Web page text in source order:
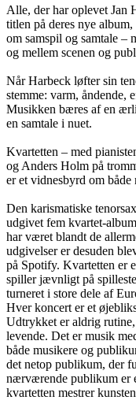
Alle, der har oplevet Jan
titlen på deres nye
om samspil og samtale –
og mellem scenen og
Når Harbeck løfter sin
stemme: varm, åndende,
Musikken bæres af en
en samtale i nuet.
Kvartetten – med
og Anders Holm på
er et vidnesbyrd om
Den karismatiske
udgivet fem kvartet-
har været blandt de
udgivelser er desuden
på Spotify. Kvartetten er
spiller jævnligt på
turneret i store dele af
Hver koncert er et
Udtrykket er aldrig
levende. Det er musik
både musikere og
det netop publikum, der
nærværende publikum er
kvartetten mestrer